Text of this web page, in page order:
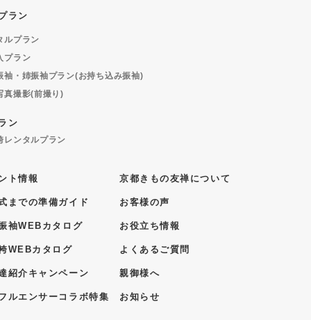
ラン
ルプラン
プラン
袖・姉振袖プラン(お持ち込み振袖)
真撮影(前撮り)
ン
レンタルプラン
ト情報
までの準備ガイド
袖WEBカタログ
WEBカタログ
紹介キャンペーン
ルエンサーコラボ特集
京都きもの友禅について
お客様の声
お役立ち情報
よくあるご質問
親御様へ
お知らせ